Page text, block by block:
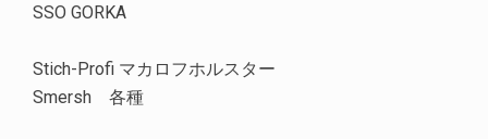
SSO GORKA
Stich-Profi マカロフホルスター
Smersh 各種